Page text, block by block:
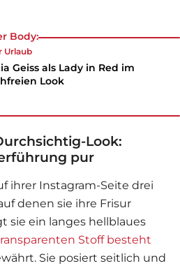
Body:
Urlaub
Geiss als Lady in Red im
Look
Look:
pur
ihrer Instagram-Seite drei
denen sie ihre Frisur
sie ein langes hellblaues
Stoff besteht
Sie posiert seitlich und